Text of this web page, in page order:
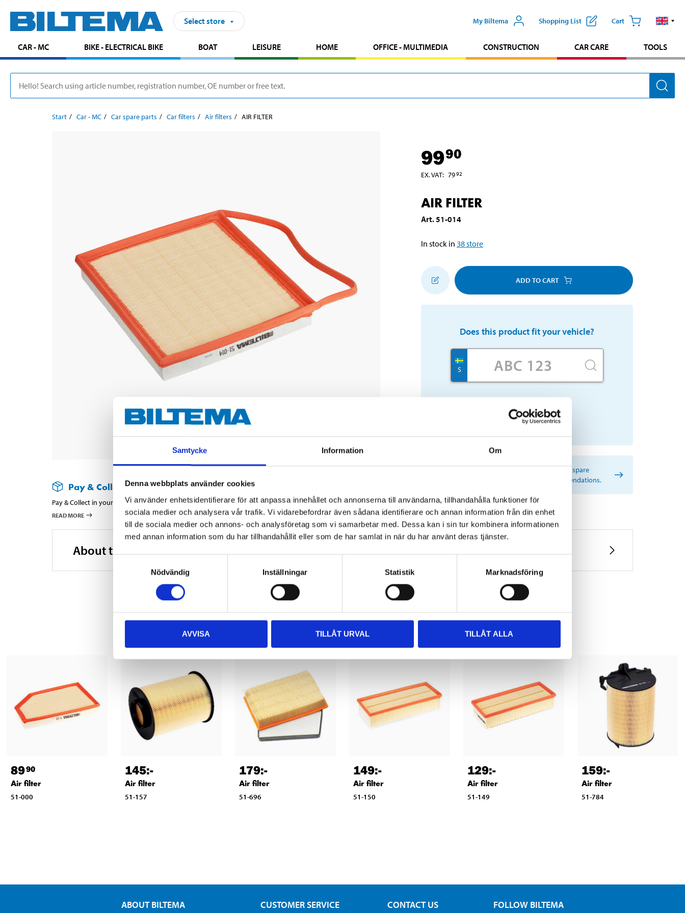
Samtycke Information Om
Denna webbplats använder cookies
Vi använder enhetsidentifierare för att anpassa innehållet och annonserna till användarna, tillhandahålla funktioner för
sociala medier och analysera vår trafik. Vi vidarebefordrar även sådana identifierare och annan information från din enhet
till de sociala medier och annons- och analysföretag som vi samarbetar med. Dessa kan i sin tur kombinera informationen
med annan information som du har tillhandahållit eller som de har samlat in när du har använt deras tjänster.
Nödvändig
Inställningar Statistik Marknadsföring
AVVISA TILLÅT URVAL TILLÅT ALLA
Select store My Biltema Shopping List Cart
CAR - MC BIKE - ELECTRICAL BIKE BOAT LEISURE HOME OFFICE - MULTIMEDIA CONSTRUCTION CAR CARE TOOLS
Start Car - MC Car spare parts Car filters Air filters AIR FILTER
Pay & Collect
Pay & Collect in your local store within 2 hours! For more information about the service and our terms.
READ MORE
9990
EX. VAT: 7992
AIR FILTER
Art.51-014
In stock in 38store
ADD TO CART
Does this product fit your vehicle?
S
No registration number?
SELECT CAR MANUALLY
Important information when searching for spare
parts by reg. number and service recommendations.
About the manufacturer
Related products
8990
Air filter
51-000
145:-
Air filter
51-157
179:-
Air filter
51-696
149:-
Air filter
51-150
129:-
Air filter
51-149
159:-
Air filter
51-784
ABOUT BILTEMA CUSTOMER SERVICE CONTACT US FOLLOW BILTEMA